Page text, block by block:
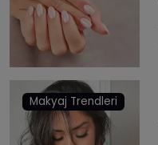
Makyaj Trendleri